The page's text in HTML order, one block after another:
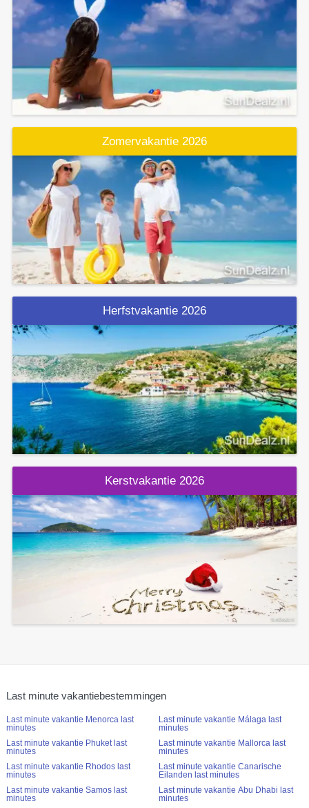
Zomervakantie 2026
Herfstvakantie 2026
Kerstvakantie 2026
Last minute vakantiebestemmingen
Last minute vakantie Menorca last
minutes
Last minute vakantie Phuket last
minutes
Last minute vakantie Rhodos last
minutes
Last minute vakantie Samos last
minutes
Last minute vakantie Málaga last
minutes
Last minute vakantie Mallorca last
minutes
Last minute vakantie Canarische
Eilanden last minutes
Last minute vakantie Abu Dhabi last
minutes